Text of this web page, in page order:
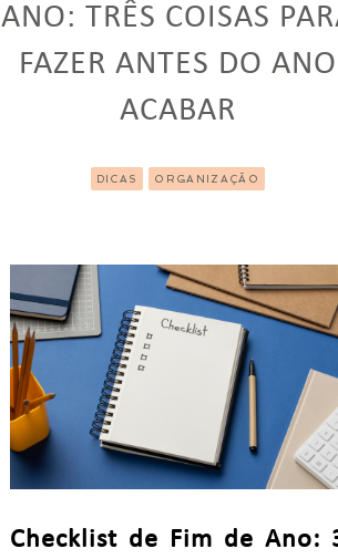
ANO: TRÊS COISAS
FAZER ANTES DO ANO
ACABAR
DICAS ORGANIZAÇÃO
Checklist de Fim de Ano: